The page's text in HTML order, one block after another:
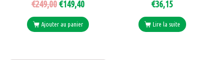
€249,00€149,40
Ajouter au panier
€36,15
Lire la suite